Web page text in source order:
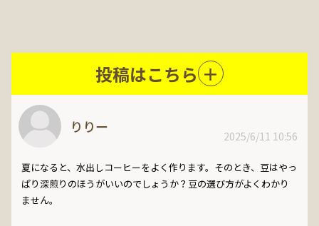
りりー
夏になると、水出しコーヒーをよく作ります。そのとき、豆はやっ
ぱり深煎りのほうがいいのでしょうか？豆の選び方がよくわかり
ません。
2025/6/11 10:56
投稿はこちら